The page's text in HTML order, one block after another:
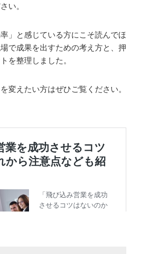
い。
率」と感じている方にこそ読んでほ
で成果を出すための考え方と、押
を整理しました。
変えたい方はぜひご覧ください。